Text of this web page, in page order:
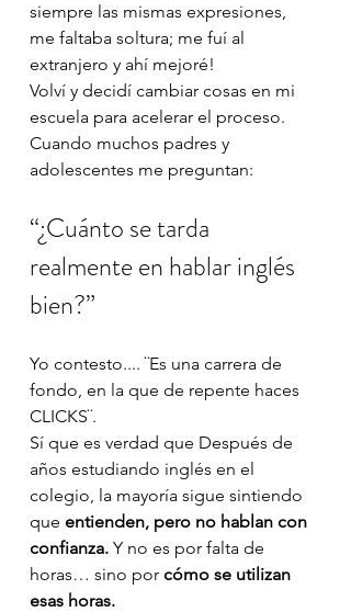
siempre las mismas expresiones,
me faltaba soltura; me fuí al
extranjero y ahí mejoré!
Volví y decidí cambiar cosas en mi
escuela para acelerar el proceso.
Cuando muchos padres y
adolescentes me preguntan:
“¿Cuánto se tarda
realmente en hablar inglés
bien?”
Yo contesto.... ¨Es una carrera de
fondo, en la que de repente haces
CLICKS¨.
Sí que es verdad que Después de
años estudiando inglés en el
colegio, la mayoría sigue sintiendo
que entienden, pero no hablan con
confianza. Y no es por falta de
horas… sino por cómo se utilizan
esas horas.